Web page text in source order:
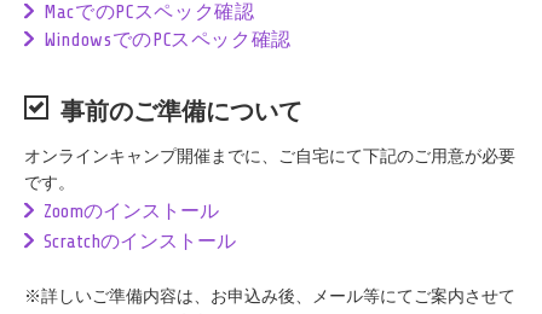
MacでのPCスペック確認
WindowsでのPCスペック確認
事前のご準備について
オンラインキャンプ開催までに、ご自宅にて下記のご用意が必要
です。
Zoomのインストール
Scratchのインストール
※詳しいご準備内容は、お申込み後、メール等にてご案内させて